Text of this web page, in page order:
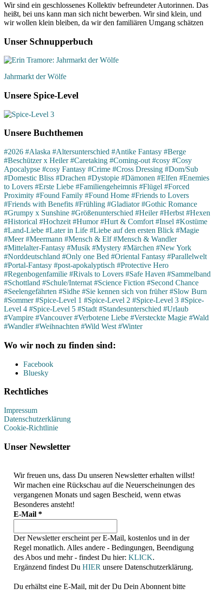
Wir sind ein geschlossenes Kollektiv befreundeter Autorinnen. Das
heißt, bei uns kann man sich nicht bewerben. Wir sind klein, und
wir wollen klein bleiben, da wir den familiären Umgang schätzen
Unser Schnupperbuch
Jahrmarkt der Wölfe
Unsere Spice-Level
Unsere Buchthemen
#2026 #Alaska #Altersunterschied #Antike Fantasy #Berge
#Beschützer x Heiler #Caretaking #Coming-out #cosy #Cosy
Apocalypse #cosy Fantasy #Crime #Cross Dressing #Dom/Sub
#Domestic Bliss #Drachen #Dystopie #Dämonen #Elfen #Enemies
to Lovers #Erste Liebe #Familiengeheimnis #Flügel #Forced
Proximity #Found Family #Found Home #Friends to Lovers
#Friends with Benefits #Frühling #Gladiator #Gothic Romance
#Grumpy x Sunshine #Größenunterschied #Heiler #Herbst #Hexen
#Historical #Hochzeit #Humor #Hurt & Comfort #Insel #Kostüme
#Land-Liebe #Later in Life #Liebe auf den ersten Blick #Magie
#Meer #Meermann #Mensch & Elf #Mensch & Wandler
#Mittelalter-Fantasy #Musik #Mystery #Märchen #New York
#Norddeutschland #Only one Bed #Oriental Fantasy #Parallelwelt
#Portal-Fantasy #post-apokalyptisch #Protective Hero
#Regenbogenfamilie #Rivals to Lovers #Safe Haven #Sammelband
#Schottland #Schule/Internat #Science Fiction #Second Chance
#Seelengefährten #Sidhe #Sie kennen sich von früher #Slow Burn
#Sommer #Spice-Level 1 #Spice-Level 2 #Spice-Level 3 #Spice-
Level 4 #Spice-Level 5 #Stadt #Standesunterschied #Urlaub
#Vampire #Vancouver #Verbotene Liebe #Versteckte Magie #Wald
#Wandler #Weihnachten #Wild West #Winter
Wo wir noch zu finden sind:
Facebook
Bluesky
Rechtliches
Impressum
Datenschutzerklärung
Cookie-Richtlinie
Unser Newsletter
Wir freuen uns, dass Du unseren Newsletter erhalten willst!
Wir machen eine Rückschau auf die Neuerscheinungen des
vergangenen Monats und sagen Bescheid, wenn etwas
Besonderes ansteht!
E-Mail *
Der Newsletter erscheint per E-Mail, kostenlos und in der
Regel monatlich. Alles andere - Bedingungen, Beendigung
des Abos und mehr - findest Du hier: KLICK.
Ergänzend findest Du HIER unsere Datenschutzerklärung.
Du erhältst eine E-Mail, mit der Du Dein Abonnent bitte